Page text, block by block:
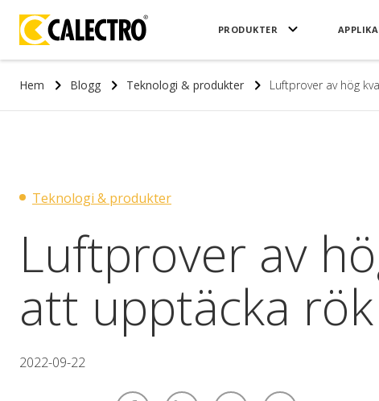
PRODUKTER
Hem Blogg Teknologi & produkter Luftprover av hög
Teknologi & produkter
Luftprover av
att upptäcka
2022-09-22